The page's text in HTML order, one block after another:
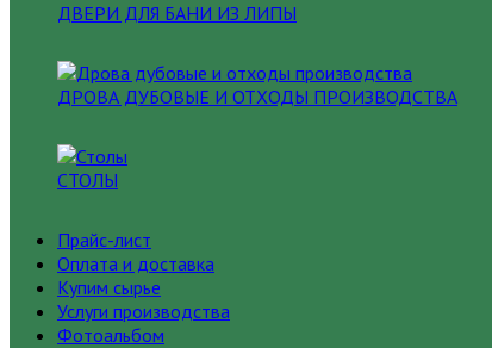
ДВЕРИ ДЛЯ БАНИ ИЗ ЛИПЫ
ДРОВА ДУБОВЫЕ И ОТХОДЫ ПРОИЗВОДСТВА
СТОЛЫ
Прайс-лист
Оплата и доставка
Купим сырье
Услуги производства
Фотоальбом